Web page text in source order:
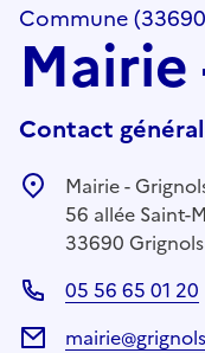
Commune
Contact
Mairie -
56 allée Saint-
33690 Grignols
05 56 65 01 20